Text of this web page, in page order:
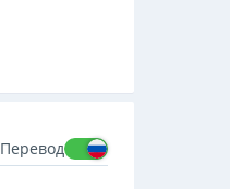
Перевод